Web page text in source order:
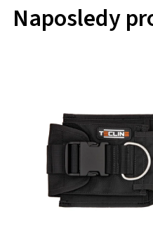
Naposledy